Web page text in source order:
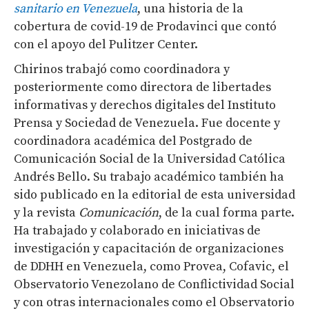
sanitario en Venezuela, una historia de la
cobertura de covid-19 de Prodavinci que contó
con el apoyo del Pulitzer Center.
Chirinos trabajó como coordinadora y
posteriormente como directora de libertades
informativas y derechos digitales del Instituto
Prensa y Sociedad de Venezuela. Fue docente y
coordinadora académica del Postgrado de
Comunicación Social de la Universidad Católica
Andrés Bello. Su trabajo académico también ha
sido publicado en la editorial de esta universidad
y la revista Comunicación, de la cual forma parte.
Ha trabajado y colaborado en iniciativas de
investigación y capacitación de organizaciones
de DDHH en Venezuela, como Provea, Cofavic, el
Observatorio Venezolano de Conflictividad Social
y con otras internacionales como el Observatorio